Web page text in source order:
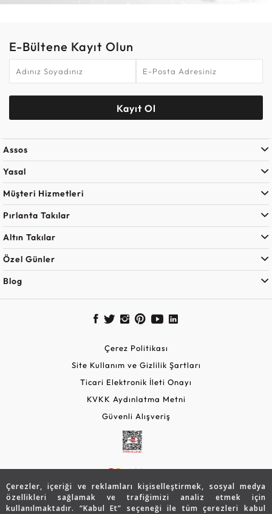
Çerezler, içeriği ve reklamları kişiselleştirmek, sosyal medya
özellikleri sağlamak ve trafiğimizi analiz etmek için
kullanılmaktadır. “Kabul Et” seçeneği ile tüm çerezleri kabul
E-Bültene Kayıt Olun
Kayıt Ol
Assos
Yasal
Müşteri Hizmetleri
Pırlanta Takılar
Altın Takılar
Özel Günler
Blog
Çerez Politikası
Site Kullanım ve Gizlilik Şartları
Ticari Elektronik İleti Onayı
KVKK Aydınlatma Metni
Güvenli Alışveriş